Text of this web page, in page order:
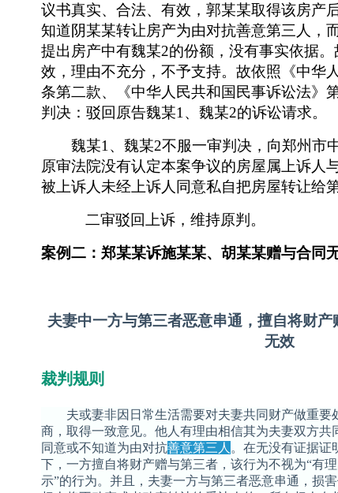
议书真实、合法、有效，郭某某取得该房产
知道阴某某转让房产为由对抗善意第三人，
提出房产中有魏某2的份额，没有事实依据。
效，理由不充分，不予支持。故依照《中华
条第二款、《中华人民共和国民事诉讼法》
判决：驳回原告魏某1、魏某2的诉讼请求。
魏某1、魏某2不服一审判决，向郑州市
原审法院没有认定本案争议的房屋属上诉人
被上诉人未经上诉人同意私自把房屋转让给第
二审驳回上诉，维持原判。
案例二：郑某某诉施某某、胡某某赠与合同
夫妻中一方与第三者恶意串通，擅自将财
无效
裁判规则
夫或妻非因日常生活需要对夫妻共同财产做重要
商，取得一致意见。他人有理由相信其为夫妻双方共
同意或不知道为由对抗善意第三人 。在无没有证据证
下，一方擅自将财产赠与第三者，该行为不视为“有
示”的行为。并且，夫妻一方与第三者恶意串通，损